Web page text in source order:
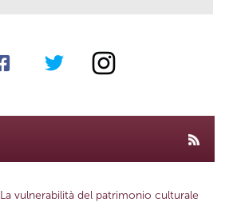
vulnerabilità del patrimonio culturale